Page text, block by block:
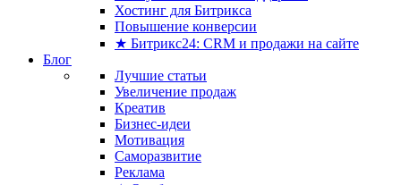
Хостинг для Битрикса
Повышение конверсии
★ Битрикс24: CRM и продажи на сайте
Блог
Лучшие статьи
Увеличение продаж
Креатив
Бизнес-идеи
Мотивация
Саморазвитие
Реклама